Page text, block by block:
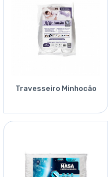
Travesseiro Minhocão